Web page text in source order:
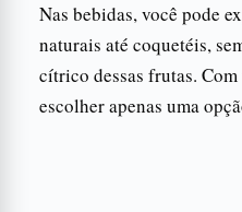
Nas bebidas, você pode
naturais até coquetéis,
cítrico dessas frutas.
escolher apenas uma